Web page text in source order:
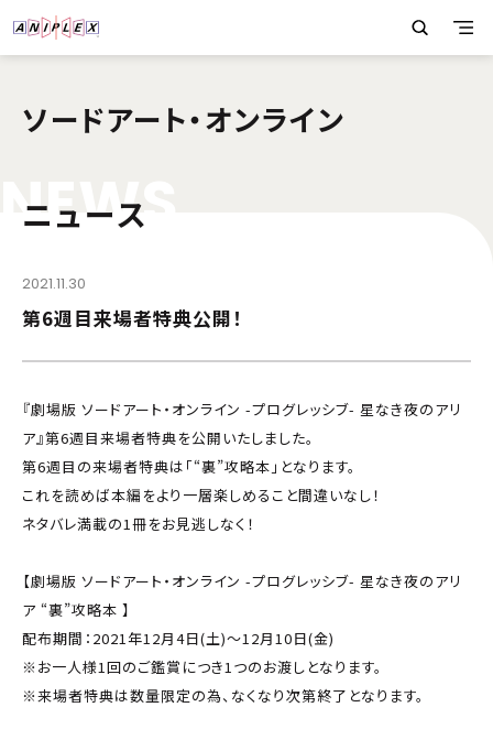
ソードアート・オンライン
NEWS
ニュース
2021.11.30
第6週目来場者特典公開！
『劇場版 ソードアート・オンライン -プログレッシブ- 星なき夜のアリ
ア』第6週目来場者特典を公開いたしました。
第6週目の来場者特典は「“裏”攻略本」となります。
これを読めば本編をより一層楽しめること間違いなし！
ネタバレ満載の1冊をお見逃しなく！
【劇場版 ソードアート・オンライン -プログレッシブ- 星なき夜のアリ
ア “裏”攻略本 】
配布期間：2021年12月4日(土)～12月10日(金)
※お一人様1回のご鑑賞につき1つのお渡しとなります。
※来場者特典は数量限定の為、なくなり次第終了となります。